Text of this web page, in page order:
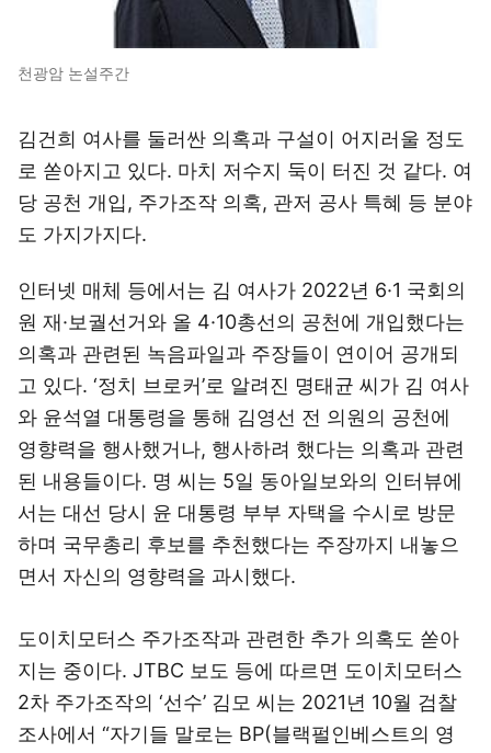
천광암 논설주간
김건희 여사를 둘러싼 의혹과 구설이 어지러울 정도
로 쏟아지고 있다. 마치 저수지 둑이 터진 것 같다. 여
당 공천 개입, 주가조작 의혹, 관저 공사 특혜 등 분야
도 가지가지다.
인터넷 매체 등에서는 김 여사가 2022년 6·1 국회의
원 재·보궐선거와 올 4·10총선의 공천에 개입했다는
의혹과 관련된 녹음파일과 주장들이 연이어 공개되
고 있다. ‘정치 브로커’로 알려진 명태균 씨가 김 여사
와 윤석열 대통령을 통해 김영선 전 의원의 공천에
영향력을 행사했거나, 행사하려 했다는 의혹과 관련
된 내용들이다. 명 씨는 5일 동아일보와의 인터뷰에
서는 대선 당시 윤 대통령 부부 자택을 수시로 방문
하며 국무총리 후보를 추천했다는 주장까지 내놓으
면서 자신의 영향력을 과시했다.
도이치모터스 주가조작과 관련한 추가 의혹도 쏟아
지는 중이다. JTBC 보도 등에 따르면 도이치모터스
2차 주가조작의 ‘선수’ 김모 씨는 2021년 10월 검찰
조사에서 “자기들 말로는 BP(블랙펄인베스트의 영